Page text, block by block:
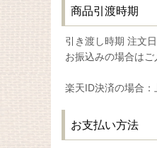
商品引渡時期
引き渡し時期 注文
お振込みの場合はご
楽天ID決済の場合：
お支払い方法